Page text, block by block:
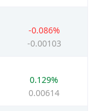
-0.086%
-0.00103
0.129%
0.00614